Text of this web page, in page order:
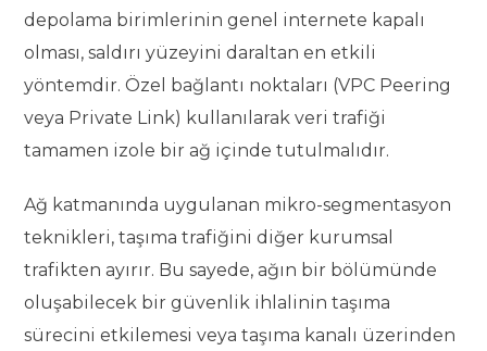
depolama birimlerinin genel internete kapalı
olması, saldırı yüzeyini daraltan en etkili
yöntemdir. Özel bağlantı noktaları (VPC Peering
veya Private Link) kullanılarak veri trafiği
tamamen izole bir ağ içinde tutulmalıdır.
Ağ katmanında uygulanan mikro-segmentasyon
teknikleri, taşıma trafiğini diğer kurumsal
trafikten ayırır. Bu sayede, ağın bir bölümünde
oluşabilecek bir güvenlik ihlalinin taşıma
sürecini etkilemesi veya taşıma kanalı üzerinden